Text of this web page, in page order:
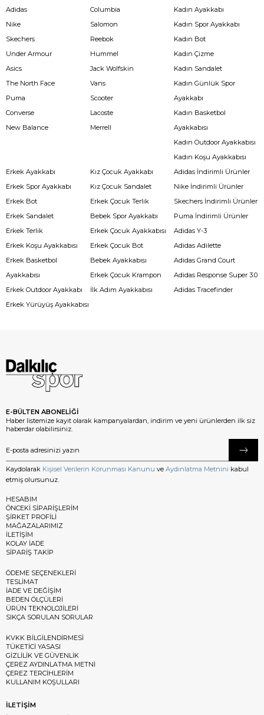
Adidas
Nike
Skechers
Under Armour
Asics
The North Face
Puma
Converse
New Balance
Columbia
Salomon
Reebok
Hummel
Jack Wolfskin
Vans
Scooter
Lacoste
Merrell
Kadın Ayakkabı
Kadın Spor Ayakkabı
Kadın Bot
Kadın Çizme
Kadın Sandalet
Kadın Günlük Spor
Ayakkabı
Kadın Basketbol
Ayakkabısı
Kadın Outdoor Ayakkabısı
Kadın Koşu Ayakkabısı
Erkek Ayakkabı
Erkek Spor Ayakkabı
Erkek Bot
Erkek Sandalet
Erkek Terlik
Erkek Koşu Ayakkabısı
Erkek Basketbol
Ayakkabısı
Erkek Outdoor Ayakkabı
Erkek Yürüyüş Ayakkabısı
Kız Çocuk Ayakkabı
Kız Çocuk Sandalet
Erkek Çocuk Terlik
Bebek Spor Ayakkabı
Erkek Çocuk Ayakkabısı
Erkek Çocuk Bot
Bebek Ayakkabısı
Erkek Çocuk Krampon
İlk Adım Ayakkabısı
Adidas İndirimli Ürünler
Nike İndirimli Ürünler
Skechers İndirimli Ürünler
Puma İndirimli Ürünler
Adidas Y-3
Adidas Adilette
Adidas Grand Court
Adidas Response Super 3.0
Adidas Tracefinder
E-BÜLTEN ABONELİĞİ
Haber listemize kayıt olarak kampanyalardan, indirim ve yeni ürünlerden ilk siz
haberdar olabilirsiniz.
Kaydolarak Kişisel Verilerin Korunması Kanunu ve Aydınlatma Metnini kabul
etmiş olursunuz.
HESABIM
ÖNCEKİ SİPARİŞLERİM
ŞİRKET PROFİLİ
MAĞAZALARIMIZ
İLETİŞİM
KOLAY İADE
SİPARİŞ TAKİP
ÖDEME SEÇENEKLERİ
TESLİMAT
İADE VE DEĞİŞİM
BEDEN ÖLÇÜLERİ
ÜRÜN TEKNOLOJİLERİ
SIKÇA SORULAN SORULAR
KVKK BİLGİLENDİRMESİ
TÜKETİCİ YASASI
GİZLİLİK VE GÜVENLİK
ÇEREZ AYDINLATMA METNİ
ÇEREZ TERCİHLERİM
KULLANIM KOŞULLARI
İLETİŞİM